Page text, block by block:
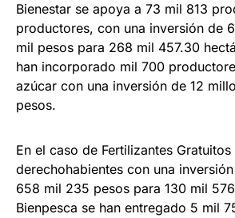
Bienestar se apoya a 73 mil 813
productores, con una inversión de
mil pesos para 268 mil 457.30
han incorporado mil 700
azúcar con una inversión de 12
pesos.
En el caso de Fertilizantes
derechohabientes con una
658 mil 235 pesos para 130 mil
Bienpesca se han entregado 5 mil